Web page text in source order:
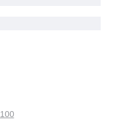
100